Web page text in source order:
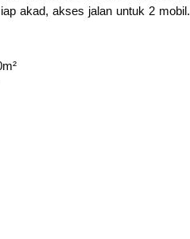
akad, akses jalan untuk 2 mobil.